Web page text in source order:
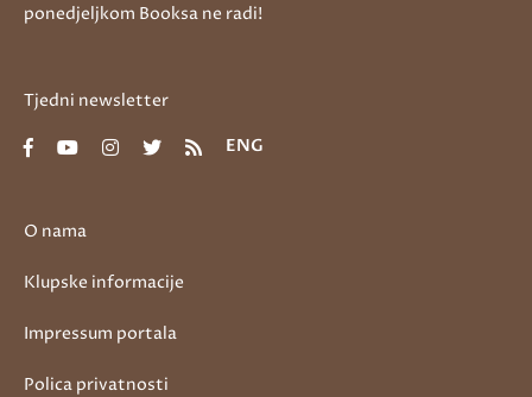
O nama
Klupske informacije
Impressum portala
Polica privatnosti
ponedjeljkom Booksa ne radi!
Tjedni newsletter
ENG